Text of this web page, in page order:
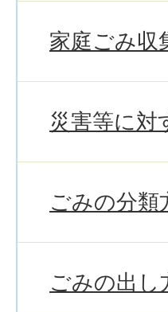
家庭ごみ収
災害等に対
ごみの分類
ごみの出し